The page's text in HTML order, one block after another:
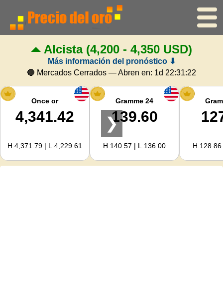
Inicio
Precio del oro
Precio de la plata
Calculadora de oro
Para Webmasters
Alcista(4,200 - 4,350 USD)
Más información del pronóstico ⬇
🔴 Mercados Cerrados — Abren en: 1d 22:31:21
Once or
4,341.42
H:4,371.79 | L:4,229.61
Gramme 24
139.60
H:140.57 | L:136.00
❯